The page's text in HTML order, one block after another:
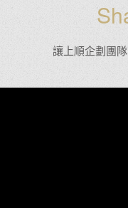
讓上順企劃團